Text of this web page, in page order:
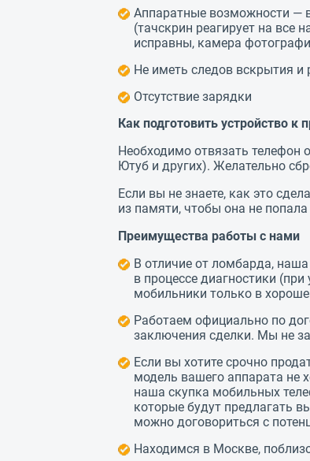
Аппаратные возможности —
(тачскрин реагирует на все
исправны, камера
Не иметь следов вскрытия и
Отсутствие зарядки
Как подготовить устройство к
Необходимо отвязать телефон
Ютуб и других). Желательно
Если вы не знаете, как это
из памяти, чтобы она не
Преимущества работы с нами
В отличие от ломбарда,
в процессе диагностики
мобильники только в
Работаем официально по
заключения сделки. Мы не
Если вы хотите срочно
модель вашего аппарата не
наша скупка мобильных
которые будут предлагать
можно договориться с
Находимся в Москве,